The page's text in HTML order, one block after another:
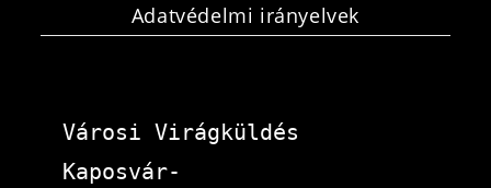
Adatvédelmi irányelvek
Városi Virágküldés
Kaposvár-